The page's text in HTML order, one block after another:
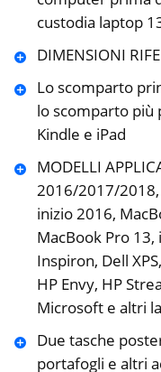
custodia laptop
DIMENSIONI
Lo scomparto
lo scomparto più
Kindle e iPad
MODELLI
2016/2017/2018,
inizio 2016,
MacBook Pro 13,
Inspiron, Dell
HP Envy, HP
Microsoft e altri
Due tasche
portafogli e altri